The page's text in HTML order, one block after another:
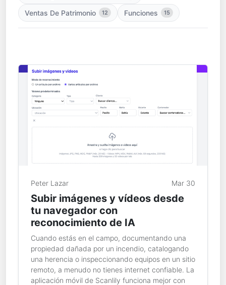
Ventas De Patrimonio 12 Funciones 15
Peter Lazar Mar 30
Subir imágenes y vídeos desde
tu navegador con
reconocimiento de IA
Cuando estás en el campo, documentando una
propiedad dañada por un incendio, catalogando
una herencia o inspeccionando equipos en un sitio
remoto, a menudo no tienes internet confiable. La
aplicación móvil de Scanlily funciona mejor con